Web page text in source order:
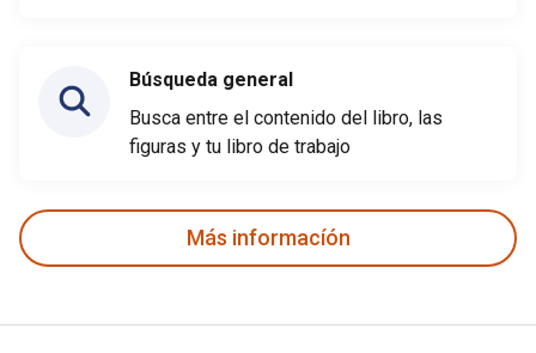
Búsqueda general
Busca entre el contenido del libro, las
figuras y tu libro de trabajo
Más informacíón